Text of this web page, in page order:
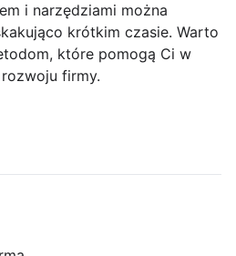
i narzędziami można
krótkim czasie. Warto
które pomogą Ci w
firmy.